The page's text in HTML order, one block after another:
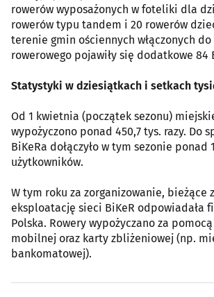
rowerów wyposażonych w foteliki dla
rowerów typu tandem i 20 rowerów
terenie gmin ościennych włączonych do
rowerowego pojawiły się dodatkowe 84
Statystyki w dziesiątkach i setkach
Od 1 kwietnia (początek sezonu)
wypożyczono ponad 450,7 tys. razy. Do
BiKeRa dołączyło w tym sezonie ponad
użytkowników.
W tym roku za zorganizowanie, bieżące
eksploatację sieci BiKeR odpowiadała
Polska. Rowery wypożyczano za
mobilnej oraz karty zbliżeniowej (np.
bankomatowej).